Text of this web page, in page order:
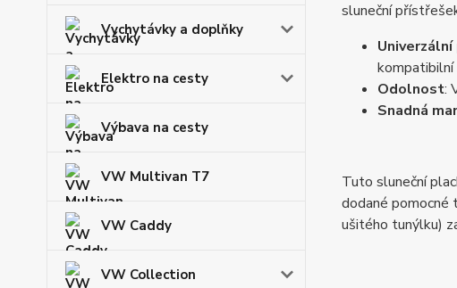
Vychytávky a doplňky
Elektro na cesty
Výbava na cesty
VW Multivan T7
VW Caddy
VW Collection
sluneční
Odolnost:
Snadná
Tuto sluneční
dodané pomocné
ušitého tunýlku)